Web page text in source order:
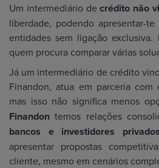
Um intermediário de crédito não
liberdade, podendo apresentar-
entidades sem ligação
quem procura comparar várias
Já um intermediário de crédito
Finandon, atua em parceria
mas isso não significa menos
Finandontemos relações
bancos e investidores
apresentar propostas
cliente, mesmo em cenários